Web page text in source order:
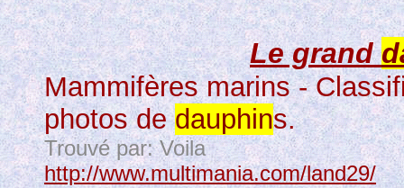
Le grand
Mammifères marins -
photos dedauphins.
Trouvé par: Voila
http://www.multimania.com/land29/